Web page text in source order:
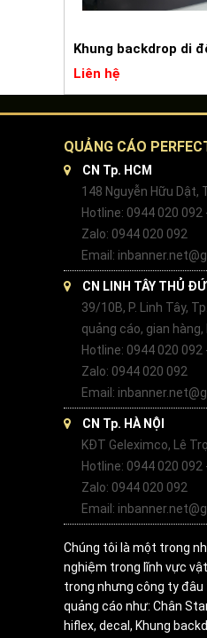
Khung backdrop di
Liên hệ
QUẢNG CÁO
CN Tp. HCM
148 Nguyễn Hữu Dật,
Hotline: 0944 020 092
Zalo: 0944 020 092
Email:
CN LINH TÂY THỦ
39/10B, P. Linh Tây,
quảng cáo, gian
Hotline: 0944 020 092
Zalo: 0944 020 092
Email:
CN Tp. HÀ NỘI
KĐT Geleximco, Lê
Hotline: 0944 020 092
Zalo: 0944 020 092
Email:
Chúng tôi là một trong
nghiệm trong lĩnh vực
trong nhưng công ty
quảng cáo như: Chân
hiflex, decal, Khung